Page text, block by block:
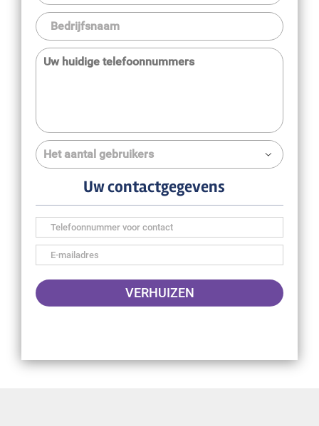

Uw contactgegevens